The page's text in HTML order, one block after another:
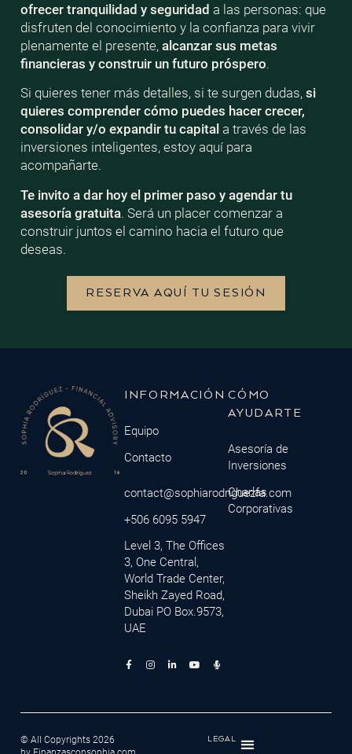
ofrecer tranquilidad y seguridad a las personas: que
disfruten del conocimiento y la confianza para vivir
plenamente el presente, alcanzar sus metas
financieras y construir un futuro próspero.
Si quieres tener más detalles, si te surgen dudas, si
quieres comprender cómo puedes hacer crecer,
consolidar y/o expandir tu capital a través de las
inversiones inteligentes, estoy aquí para
acompañarte.
Te invito a dar hoy el primer paso y agendar tu
asesoría gratuita. Será un placer comenzar a
construir juntos el camino hacia el futuro que
deseas.
RESERVA AQUÍ TU SESIÓN
INFORMACIÓN
Equipo
Contacto
contact@sophiarodriguezfa.com
+506 6095 5947
Level 3, The Offices
3, One Central,
World Trade Center,
Sheikh Zayed Road,
Dubai PO Box.9573,
UAE
CÓMO
AYUDARTE
Asesoría de
Inversiones
Charlas
Corporativas
© All Copyrights 2026
LEGAL